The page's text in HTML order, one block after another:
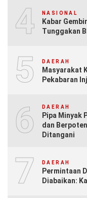
4 NASIONAL
Kabar
Tunggakan
5 DAERAH
Masyarakat
Pekabaran
6 DAERAH
Pipa Minyak
dan
Ditangani
7 DAERAH
Permintaan
Diabaikan: